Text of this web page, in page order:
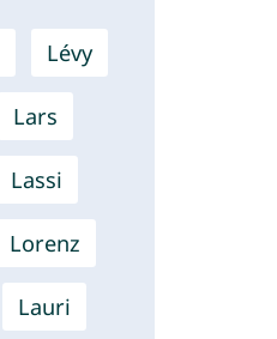
Lévy
Lars
Lassi
Lorenz
Lauri